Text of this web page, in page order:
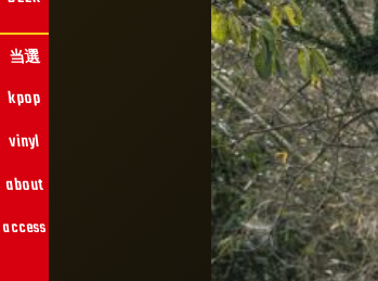
当選
kpop
vinyl
about
access